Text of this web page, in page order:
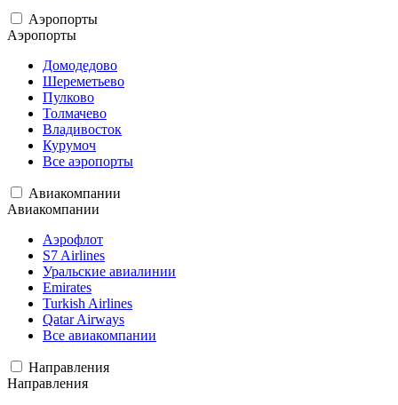
Аэропорты
Аэропорты
Домодедово
Шереметьево
Пулково
Толмачево
Владивосток
Курумоч
Все аэропорты
Авиакомпании
Авиакомпании
Аэрофлот
S7 Airlines
Уральские авиалинии
Emirates
Turkish Airlines
Qatar Airways
Все авиакомпании
Направления
Направления